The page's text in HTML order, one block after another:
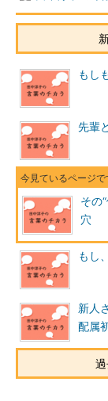
もし
先輩
その
穴
もし
新人
配属